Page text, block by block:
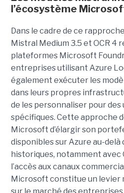
l’écosystème
Dans le cadre de ce
Mistral Medium 3.5 et OCR 4
plateformes Microsoft
entreprises utilisant Azure
également exécuter les
dans leurs propres
de les personnaliser pour des
spécifiques. Cette approche
Microsoft d’élargir son
disponibles sur Azure au-
historiques, notamment avec
l’accès aux canaux
Microsoft constitue un levier